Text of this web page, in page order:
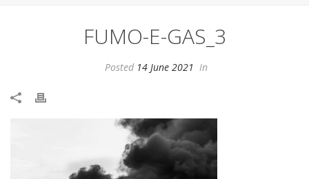
FUMO-E-GAS_3
Posted 14 June 2021 In